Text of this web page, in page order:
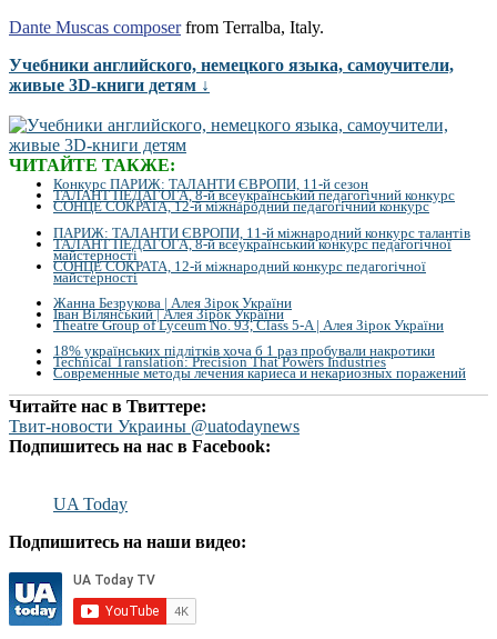
Dante Muscas composerfrom Terralba, Italy.
Учебники английского, немецкого языка, самоучители,
живые 3D-книги детям ↓
ЧИТАЙТЕ ТАКЖЕ:
Конкурс ПАРИЖ: ТАЛАНТИ ЄВРОПИ, 11-й сезон
ТАЛАНТ ПЕДАГОГА, 8-й всеукраїнський педагогічний конкурс
СОНЦЕ СОКРАТА, 12-й міжнародний педагогічний конкурс
ПАРИЖ: ТАЛАНТИ ЄВРОПИ, 11-й міжнародний конкурс талантів
ТАЛАНТ ПЕДАГОГА, 8-й всеукраїнський конкурс педагогічної
майстерності
СОНЦЕ СОКРАТА, 12-й міжнародний конкурс педагогічної
майстерності
Жанна Безрукова | Алея Зірок України
Іван Вілянський | Алея Зірок України
Theatre Group of Lyceum No. 93, Class 5-A | Алея Зірок України
18% українських підлітків хоча б 1 раз пробували накротики
Technical Translation: Precision That Powers Industries
Современные методы лечения кариеса и некариозных поражений
Читайте нас в Твиттере:
Твит-новости Украины @uatodaynews
Подпишитесь на нас в Facebook:
UA Today
Подпишитесь на наши видео: